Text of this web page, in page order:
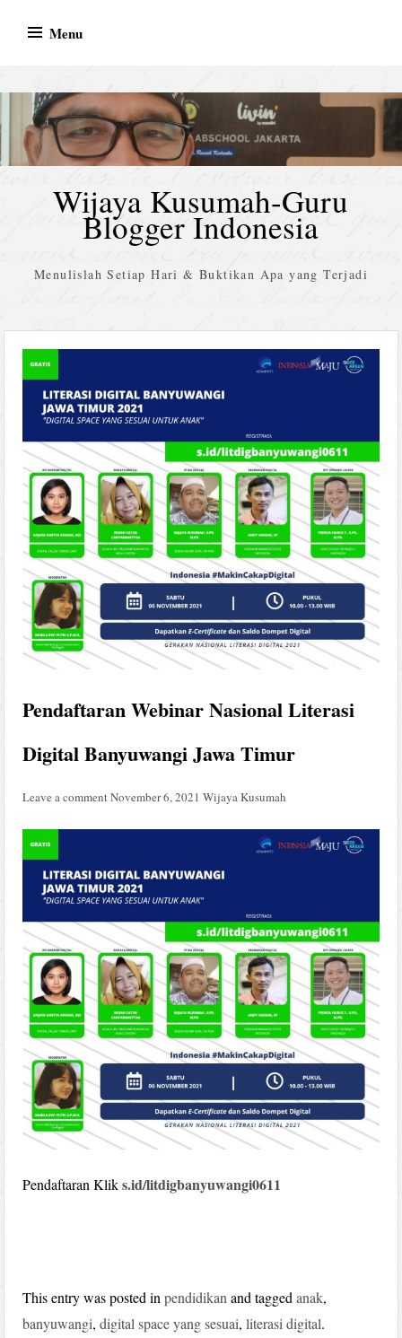
Menu
Wijaya Kusumah-Guru
Blogger Indonesia
Menulislah Setiap Hari & Buktikan Apa yang Terjadi
Pendaftaran Webinar Nasional Literasi
Digital Banyuwangi Jawa Timur
Leave a commentNovember 6, 2021 Wijaya Kusumah
Pendaftaran Kliks.id/litdigbanyuwangi0611
This entry was posted inpendidikan and taggedanak,
banyuwangi,digital space yang sesuai,literasi digital.